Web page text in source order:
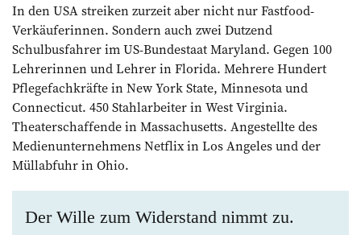
In den USA streiken zurzeit aber nicht nur Fastfood-
Verkäuferinnen. Sondern auch zwei Dutzend
Schulbusfahrer im US-Bundestaat Maryland. Gegen 100
Lehrerinnen und Lehrer in Florida. Mehrere Hundert
Pflegefachkräfte in New York State, Minnesota und
Connecticut. 450 Stahlarbeiter in West Virginia.
Theaterschaffende in Massachusetts. Angestellte des
Medienunternehmens Netflix in Los Angeles und der
Müllabfuhr in Ohio.
Der Wille zum Widerstand nimmt zu.